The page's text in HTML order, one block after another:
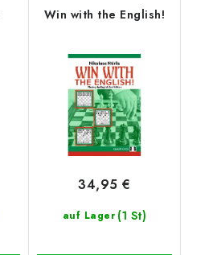
Win with the English!
auf Lager (1 St)
34,95 €